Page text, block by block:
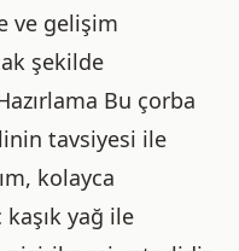
ve gelişim
şekilde
Bu çorba
tavsiyesi ile
kolayca
yağ ile